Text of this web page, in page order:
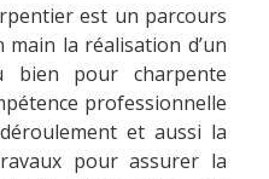
est un parcours
main la réalisation d’un
pour charpente
professionnelle
et aussi la
pour assurer la